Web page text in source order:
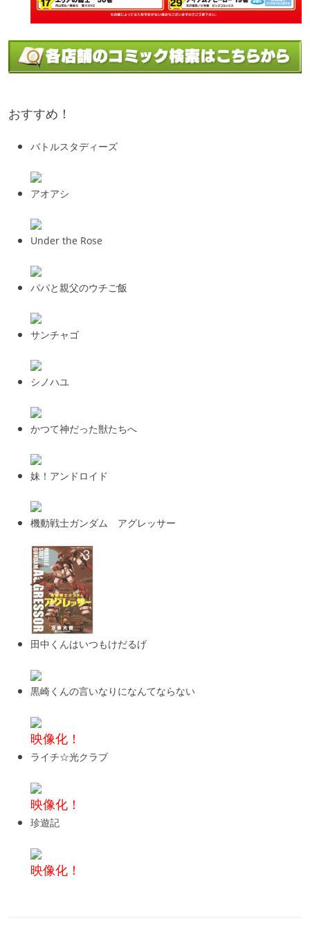
おすすめ！
バトルスタディーズ
アオアシ
Under the Rose
パパと親父のウチご飯
サンチャゴ
シノハユ
かつて神だった獣たちへ
妹！アンドロイド
機動戦士ガンダム アグレッサー
田中くんはいつもけだるげ
黒崎くんの言いなりになんてならない
映像化！
ライチ☆光クラブ
映像化！
珍遊記
映像化！